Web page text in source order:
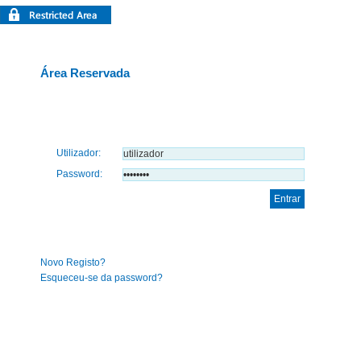
Área Reservada
Utilizador:
Password:
Novo Registo?
Esqueceu-se da password?